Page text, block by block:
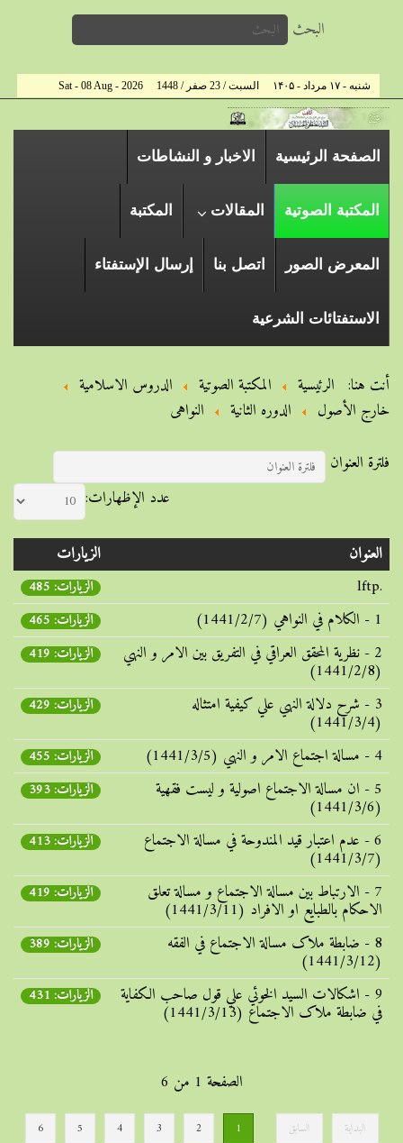
البحث
شنبه - ۱۷ مرداد - ۱۴۰۵ السبت / 23 صفر / 1448 Sat - 08 Aug - 2026
الصفحة الرئیسیة الاخبار و النشاطات
المكتبة الصوتية المقالات المكتبة
المعرض الصور اتصل بنا إرسال الإستفتاء
الاستفتائات الشرعية
أنت هنا: الرئيسية المكتبة الصوتية
الدروس الاسلامیة
خارج الأصول
الدوره الثانية
النواهی
فلترة العنوان
عدد الإظهارات:
العنوان
الزيارات
.lftp
الزيارات: 485
1 - الکلام في النواهي (1441/2/7) الزيارات: 465
2 - نظرية المحقق العراقي في التفريق بين الامر و النهي
(1441/2/8)
الزيارات: 419
3 - شرح دلالة النهي علي کيفية امتثاله
(1441/3/4)
الزيارات: 429
4 - مسالة اجتماع الامر و النهي (1441/3/5) الزيارات: 455
5 - ان مسالة الاجتماع اصولية و ليست فقهية
(1441/3/6)
الزيارات: 393
6 - عدم اعتبار قيد المندوحة في مسالة الاجتماع
(1441/3/7)
الزيارات: 413
7 - الارتباط بين مسالة الاجتماع و مسالة تعلق
الاحکام بالطبايع او الافراد (1441/3/11)
الزيارات: 419
8 - ضابطة ملاک مسالة الاجتماع في الفقه
(1441/3/12)
الزيارات: 389
9 - اشکالات السيد الخوئي علي قول صاحب الکفاية
في ضابطة ملاک الاجتماع (1441/3/13)
الزيارات: 431
الصفحة 1 من 6
البداية السابق 1
2
3
4
5
6